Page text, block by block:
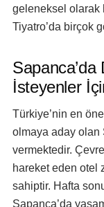
geleneksel olarak
Tiyatro’da birçok
İsteyenler
Türkiye’nin en
olmaya aday olan
vermektedir.
hareket eden otel
sahiptir. Hafta
Sapanca’da